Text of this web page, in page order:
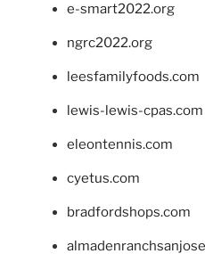
e-smart2022.org
ngrc2022.org
leesfamilyfoods.com
lewis-lewis-cpas.com
eleontennis.com
cyetus.com
bradfordshops.com